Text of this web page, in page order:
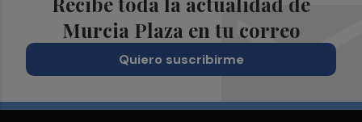
Murcia Plaza en tu correo
Quiero suscribirme